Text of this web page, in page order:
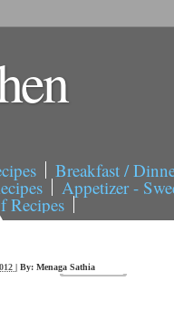
Breakfast /
Appetizer -
Recipes
| By: Menaga Sathia